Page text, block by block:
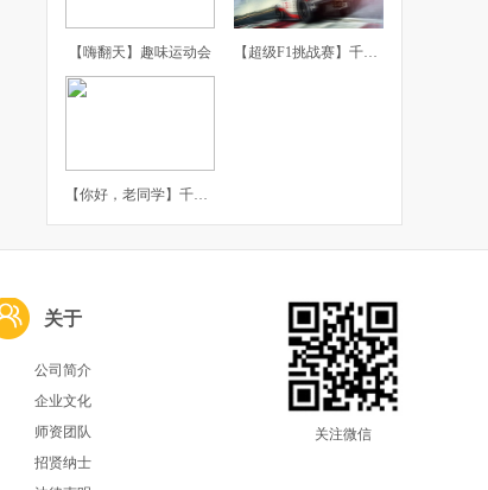
【嗨翻天】趣味运动会 【超级F1挑战赛】千橡团建体验课
【你好，老同学】千橡团建主题聚会
关于
公司简介
企业文化
师资团队
招贤纳士
关注微信